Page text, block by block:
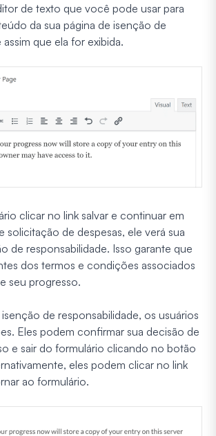
de texto que você pode usar para
da sua página de isenção de
que ela for exibida.
clicar no link salvar e continuar em
solicitação de despesas, ele verá sua
de responsabilidade. Isso garante que
dos termos e condições associados
seu progresso.
de responsabilidade, os usuários
Eles podem confirmar sua decisão de
e sair do formulário clicando no botão
eles podem clicar no link
ao formulário.